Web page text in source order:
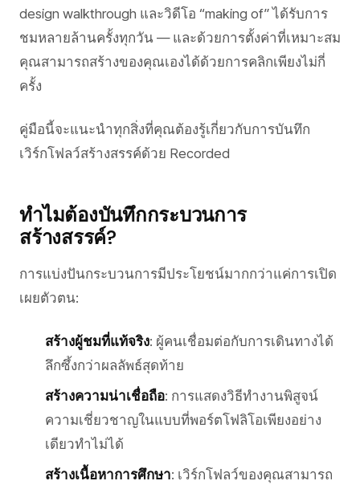
design walkthrough และวิดีโอ “making of” ได้รับการ
ชมหลายล้านครั้งทุกวัน — และด้วยการตั้งค่าที่เหมาะสม
คุณสามารถสร้างของคุณเองได้ด้วยการคลิกเพียงไม่กี่
ครั้ง
คู่มือนี้จะแนะนำทุกสิ่งที่คุณต้องรู้เกี่ยวกับการบันทึก
เวิร์กโฟลว์สร้างสรรค์ด้วย Recorded
ทำไมต้องบันทึกกระบวนการ
สร้างสรรค์?
การแบ่งปันกระบวนการมีประโยชน์มากกว่าแค่การเปิด
เผยตัวตน:
สร้างผู้ชมที่แท้จริง: ผู้คนเชื่อมต่อกับการเดินทางได้
ลึกซึ้งกว่าผลลัพธ์สุดท้าย
สร้างความน่าเชื่อถือ: การแสดงวิธีทำงานพิสูจน์
ความเชี่ยวชาญในแบบที่พอร์ตโฟลิโอเพียงอย่าง
เดียวทำไม่ได้
สร้างเนื้อหาการศึกษา: เวิร์กโฟลว์ของคุณสามารถ